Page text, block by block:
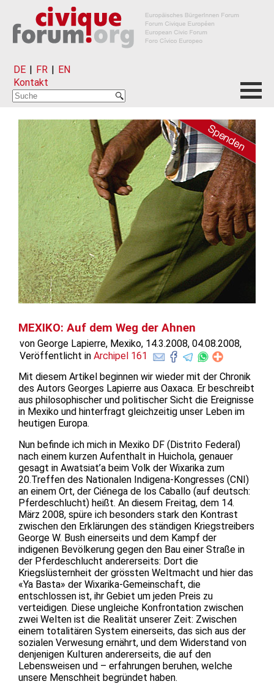
DE | FR | EN
Kontakt
MEXIKO: Auf dem Weg der Ahnen
von George Lapierre, Mexiko, 14.3.2008, 04.08.2008,
Veröffentlicht in Archipel 161
Mit diesem Artikel beginnen wir wieder mit der Chronik
des Autors Georges Lapierre aus Oaxaca. Er beschreibt
aus philosophischer und politischer Sicht die Ereignisse
in Mexiko und hinterfragt gleichzeitig unser Leben im
heutigen Europa.
Nun befinde ich mich in Mexiko DF (Distrito Federal)
nach einem kurzen Aufenthalt in Huichola, genauer
gesagt in Awatsiat’a beim Volk der Wixarika zum
20.Treffen des Nationalen Indigena-Kongresses (CNI)
an einem Ort, der Ciénega de los Caballo (auf deutsch:
Pferdeschlucht) heißt. An diesem Freitag, dem 14.
März 2008, spüre ich besonders stark den Kontrast
zwischen den Erklärungen des ständigen Kriegstreibers
George W. Bush einerseits und dem Kampf der
indigenen Bevölkerung gegen den Bau einer Straße in
der Pferdeschlucht andererseits: Dort die
Kriegslüsternheit der grössten Weltmacht und hier das
«Ya Basta» der Wixarika-Gemeinschaft, die
entschlossen ist, ihr Gebiet um jeden Preis zu
verteidigen. Diese ungleiche Konfrontation zwischen
zwei Welten ist die Realität unserer Zeit: Zwischen
einem totalitären System einerseits, das sich aus der
sozialen Verwesung ernährt, und dem Widerstand von
denjenigen Kulturen andererseits, die auf den
Lebensweisen und – erfahrungen beruhen, welche
unsere Menschheit begründet haben.